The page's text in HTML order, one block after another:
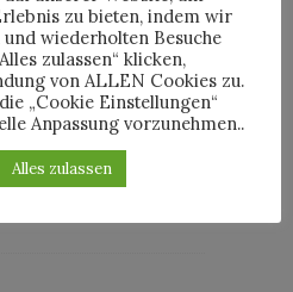
mit armeegrün.
at 07:26
zu bieten, indem wir
wiederholten Besuche
zulassen“ klicken,
von ALLEN Cookies zu.
„Cookie Einstellungen“
Anpassung vorzunehmen..
Alles zulassen